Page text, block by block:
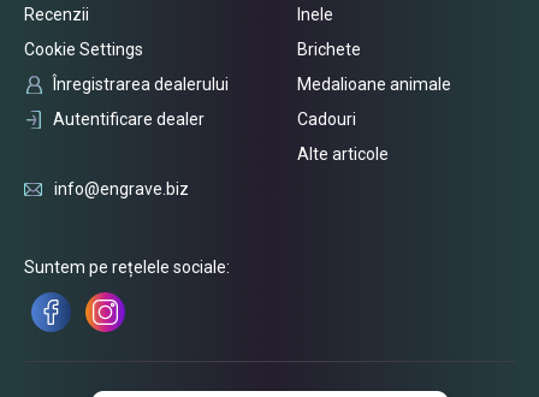
Recenzii
Cookie Settings
Înregistrarea dealerului
Autentificare dealer
Inele
Brichete
Medalioane animale
Cadouri
Alte articole
info@engrave.biz
Suntem pe rețelele sociale: